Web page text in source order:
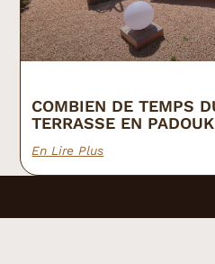
COMBIEN DE TEMPS
TERRASSE EN
En Lire Plus